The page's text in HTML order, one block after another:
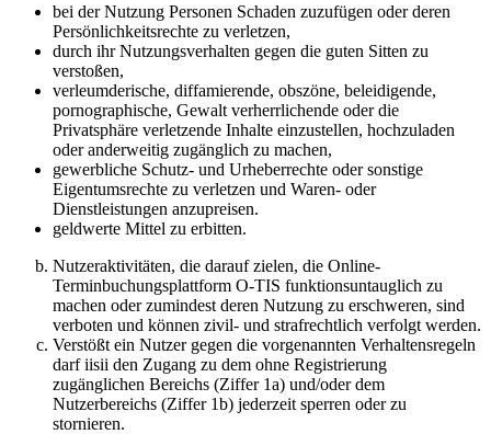
bei der Nutzung Personen Schaden zuzufügen oder deren
Persönlichkeitsrechte zu verletzen,
durch ihr Nutzungsverhalten gegen die guten Sitten zu
verstoßen,
verleumderische, diffamierende, obszöne, beleidigende,
pornographische, Gewalt verherrlichende oder die
Privatsphäre verletzende Inhalte einzustellen, hochzuladen
oder anderweitig zugänglich zu machen,
gewerbliche Schutz- und Urheberrechte oder sonstige
Eigentumsrechte zu verletzen und Waren- oder
Dienstleistungen anzupreisen.
geldwerte Mittel zu erbitten.
Nutzeraktivitäten, die darauf zielen, die Online-
Terminbuchungsplattform O-TIS funktionsuntauglich zu
machen oder zumindest deren Nutzung zu erschweren, sind
verboten und können zivil- und strafrechtlich verfolgt werden.
Verstößt ein Nutzer gegen die vorgenannten Verhaltensregeln
darf iisii den Zugang zu dem ohne Registrierung
zugänglichen Bereichs (Ziffer 1a) und/oder dem
Nutzerbereichs (Ziffer 1b) jederzeit sperren oder zu
stornieren.